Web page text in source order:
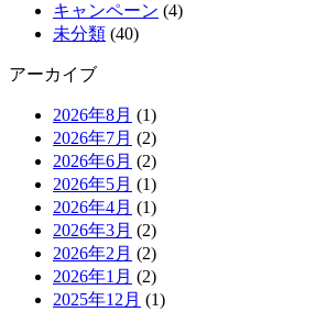
キャンペーン (4)
未分類 (40)
アーカイブ
2026年8月 (1)
2026年7月 (2)
2026年6月 (2)
2026年5月 (1)
2026年4月 (1)
2026年3月 (2)
2026年2月 (2)
2026年1月 (2)
2025年12月 (1)